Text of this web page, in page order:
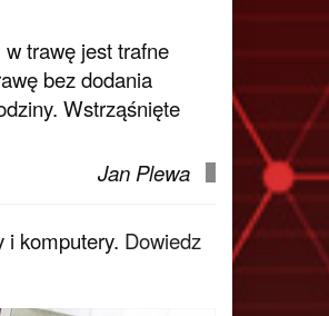
trawę jest trafne
bez dodania
Wstrząśnięte
Jan Plewa
i komputery. Dowiedz